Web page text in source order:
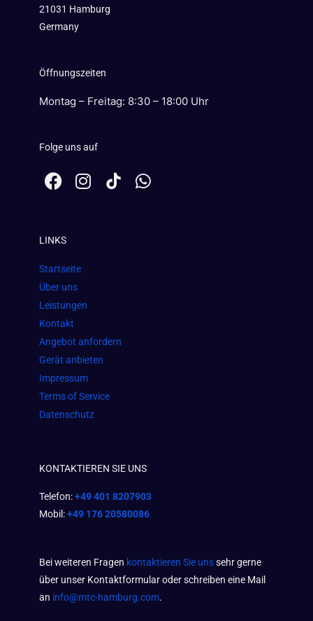
21031 Hamburg
Germany
Öffnungszeiten
Montag – Freitag: 8:30 – 18:00 Uhr
Folge uns auf
F
a
b
o
o
k
I
n
m
W
h
LINKS
Startseite
Über uns
Leistungen
Kontakt
Angebot anfordern
Gerät anbieten
Impressum
Terms of Service
Datenschutz
KONTAKTIEREN SIE UNS
Telefon:+49 401 8207903
Mobil:+49 176 20580086
Bei weiteren Fragen kontaktieren Sie unssehr gerne
über unser Kontaktformular oder schreiben eine Mail
an info@mtc-hamburg.com.